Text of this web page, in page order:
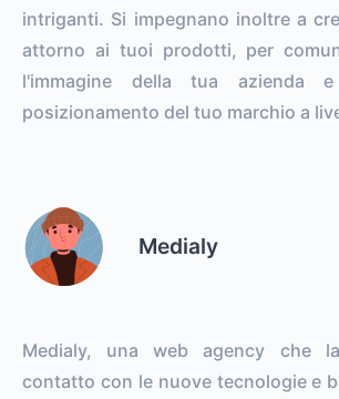
intriganti. Si impegnano inoltre a
attorno ai tuoi prodotti, per
l'immagine della tua azienda
posizionamento del tuo marchio a
Medialy
Medialy, una web agency che
contatto con le nuove tecnologie e